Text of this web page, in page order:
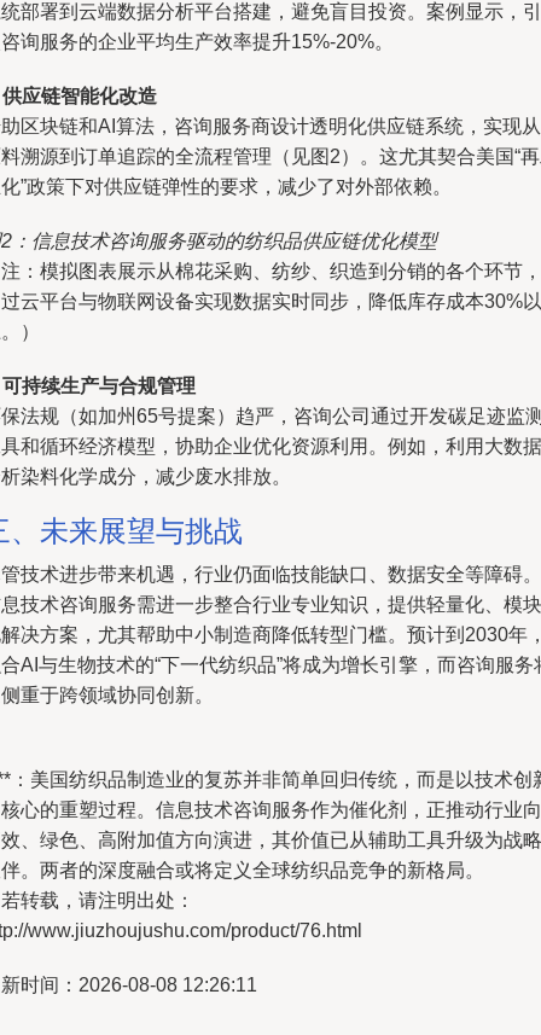
部署到云端数据分析平台搭建，避免盲目投资。案例显示，引
询服务的企业平均生产效率提升15%-20%。
供应链智能化改造
区块链和AI算法，咨询服务商设计透明化供应链系统，实现从
溯源到订单追踪的全流程管理（见图2）。这尤其契合美国“
”政策下对供应链弹性的要求，减少了对外部依赖。
：信息技术咨询服务驱动的纺织品供应链优化模型
：模拟图表展示从棉花采购、纺纱、织造到分销的各个环节，
云平台与物联网设备实现数据实时同步，降低库存成本30%以
）
可持续生产与合规管理
法规（如加州65号提案）趋严，咨询公司通过开发碳足迹监
和循环经济模型，协助企业优化资源利用。例如，利用大数据
染料化学成分，减少废水排放。
、未来展望与挑战
技术进步带来机遇，行业仍面临技能缺口、数据安全等障碍。
技术咨询服务需进一步整合行业专业知识，提供轻量化、模块
决方案，尤其帮助中小制造商降低转型门槛。预计到2030年
AI与生物技术的“下一代纺织品”将成为增长引擎，而咨询服务
重于跨领域协同创新。
：美国纺织品制造业的复苏并非简单回归传统，而是以技术创
心的重塑过程。信息技术咨询服务作为催化剂，正推动行业向
、绿色、高附加值方向演进，其价值已从辅助工具升级为战略
。两者的深度融合或将定义全球纺织品竞争的新格局。
转载，请注明出处：
www.jiuzhoujushu.com/product/76.html
时间：2026-08-08 12:26:11